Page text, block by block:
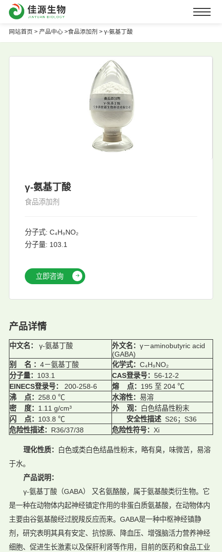
网站首页 > 产品中心 >食品添加剂 > γ-氨基丁酸
γ-氨基丁酸
食品添加剂
分子式: C₄H₉NO₂
分子量: 103.1
立即咨询
产品详情
中文名： γ-氨基丁酸 外文名： γ－aminobutyric acid
(GABA)
别 名 ： 4－氨基丁酸 化学式： C₄H₉NO₂
分子量： 103.1 CAS登录号： 56-12-2
EINECS登录号： 200-258-6 熔 点： 195 至 204 ℃
沸 点： 258.0 ℃ 水溶性： 易溶
密 度： 1.11 g/cm³ 外 观：
白色结晶性粉末
闪 点： 103.8 ℃ 安全性描述 S26；S36
危险性描述： R36/37/38 危险性符号： Xi
理化性质：
白色或类白色结晶性粉末，略有臭，味微苦，易溶
于水。
产品说明：
γ-氨基丁酸（GABA） 又名氨酪酸，属于氨基酸类衍生物。它
是一种在动物体内起神经镇定作用的非蛋白质氨基酸，在动物体内
主要由谷氨基酸经过脱羧反应而来。GABA是一种中枢神经镇静
剂，研究表明其具有安定、抗惊厥、降血压、增强脑活力营养神经
细胞、促进生长激素以及保肝利肾等作用，目前的医药和食品工业